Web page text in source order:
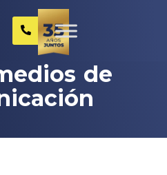
de